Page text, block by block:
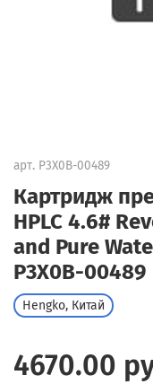
арт. P3X0B-00489
Картридж
HPLC 4.6#
and Pure
P3X0B-00489
Hengko, Китай
4670.00